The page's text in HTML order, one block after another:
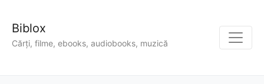
Biblox
Cărți, filme, ebooks, audiobooks, muzică